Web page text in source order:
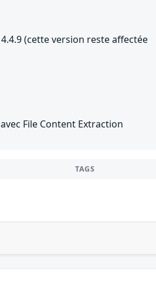
(cette version reste affectée
File Content Extraction
TAGS